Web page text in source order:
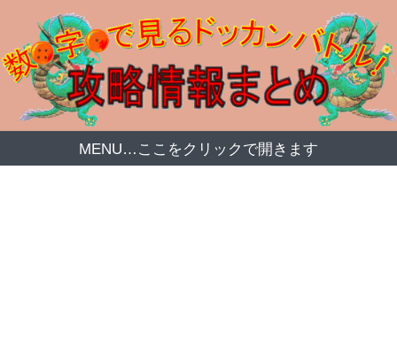
MENU…ここをクリックで開きます